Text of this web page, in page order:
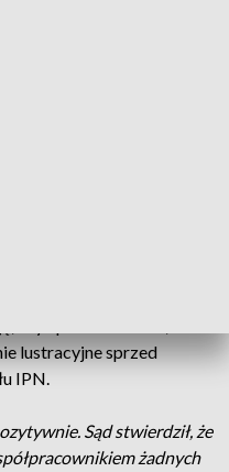
lustracyjne sprzed
IPN.
Sąd stwierdził, że
żadnych